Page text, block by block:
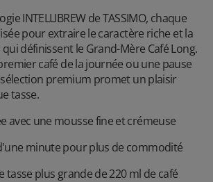
INTELLIBREW de TASSIMO, chaque
pour extraire le caractère riche et la
définissent le Grand-Mère Café Long.
café de la journée ou une pause
sélection premium promet un plaisir
tasse.
avec une mousse fine et crémeuse
minute pour plus de commodité
plus grande de 220 ml de café